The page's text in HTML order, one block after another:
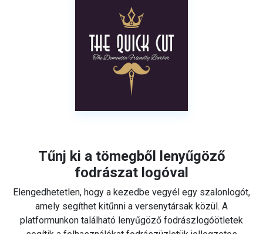
Tűnj ki a tömegből lenyűgöző
fodrászat logóval
Elengedhetetlen, hogy a kezedbe vegyél egy szalonlogót,
amely segíthet kitűnni a versenytársak közül. A
platformunkon található lenyűgöző fodrászlogóötletek